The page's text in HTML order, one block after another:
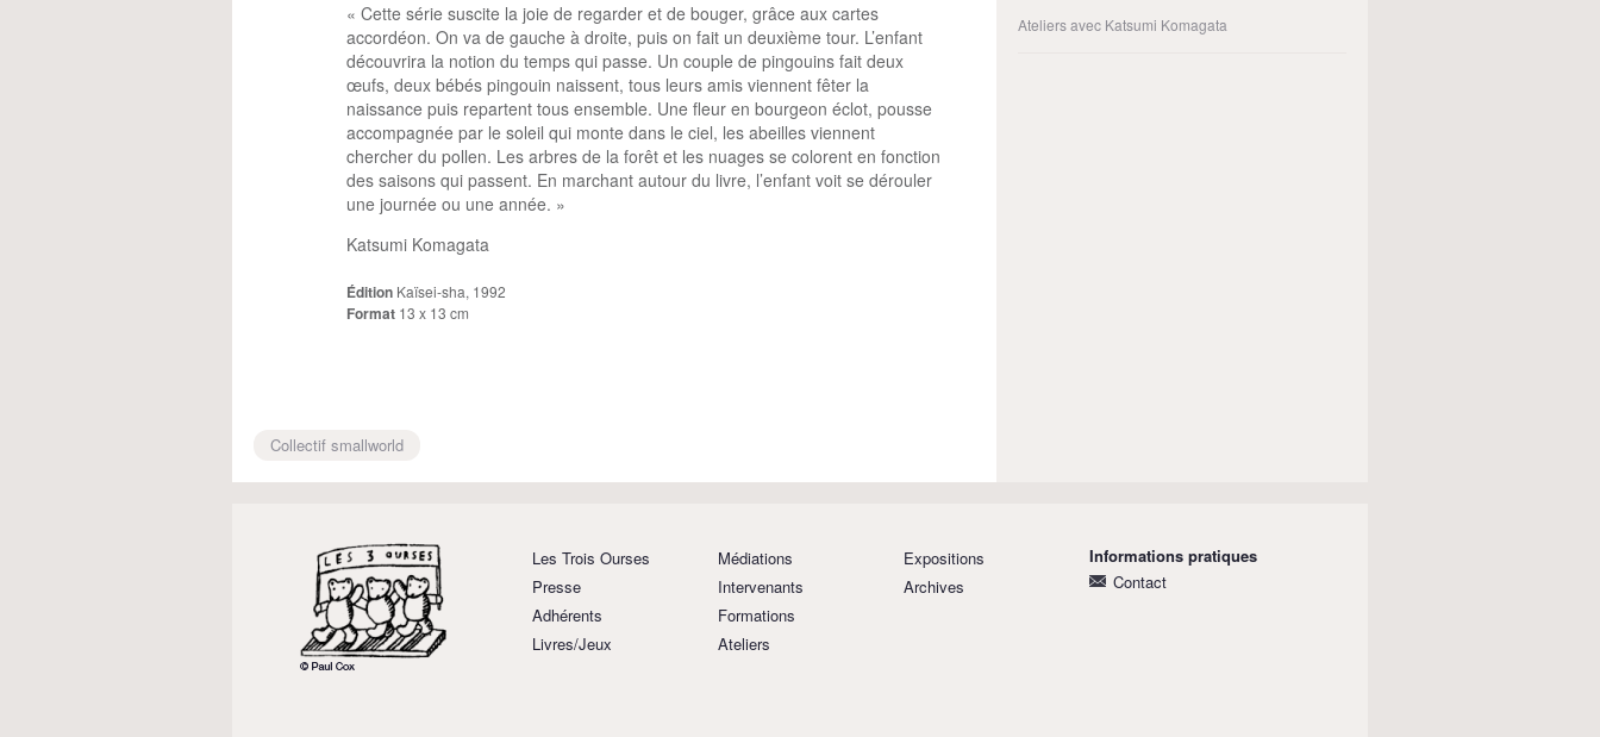
« Cette série suscite la joie de regarder et de bouger, grâce aux cartes
accordéon. On va de gauche à droite, puis on fait un deuxième tour. L’enfant
découvrira la notion du temps qui passe. Un couple de pingouins fait deux
œufs, deux bébés pingouin naissent, tous leurs amis viennent fêter la
naissance puis repartent tous ensemble. Une fleur en bourgeon éclot, pousse
accompagnée par le soleil qui monte dans le ciel, les abeilles viennent
chercher du pollen. Les arbres de la forêt et les nuages se colorent en fonction
des saisons qui passent. En marchant autour du livre, l’enfant voit se dérouler
une journée ou une année. »
Katsumi Komagata
Édition Kaïsei-sha, 1992
Format 13 x 13 cm
Collectif smallworld
Ateliers avec Katsumi Komagata
Les Trois Ourses
Presse
Adhérents
Livres/Jeux
Médiations
Intervenants
Formations
Ateliers
Expositions
Archives
Informations pratiques
Contact